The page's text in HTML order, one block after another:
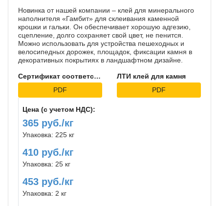
Новинка от нашей компании – клей для минерального
наполнителя «Гамбит» для склеивания каменной
крошки и гальки. Он обеспечивает хорошую адгезию,
сцепление, долго сохраняет свой цвет, не пенится.
Можно использовать для устройства пешеходных и
велосипедных дорожек, площадок, фиксации камня в
декоративных покрытиях в ландшафтном дизайне.
Сертификат соответствия
PDF
ЛТИ клей для камня
PDF
Цена (с учетом НДС):
365 руб./кг
Упаковка: 225 кг
410 руб./кг
Упаковка: 25 кг
453 руб./кг
Упаковка: 2 кг